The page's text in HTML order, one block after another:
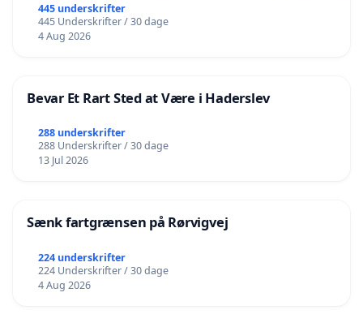
445 underskrifter
445 Underskrifter / 30 dage
4 Aug 2026
Bevar Et Rart Sted at Være i Haderslev
288 underskrifter
288 Underskrifter / 30 dage
13 Jul 2026
Sænk fartgrænsen på Rørvigvej
224 underskrifter
224 Underskrifter / 30 dage
4 Aug 2026